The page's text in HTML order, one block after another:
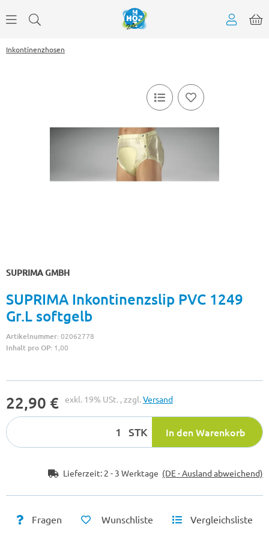
Inkontinenzhosen
SUPRIMA GMBH
SUPRIMA Inkontinenzslip PVC 1249
Gr.L softgelb
Artikelnummer:02062778
Inhalt pro OP: 1,00
22,90 € exkl. 19% USt. , zzgl.Versand
STK In den Warenkorb
Lieferzeit: 2 - 3 Werktage (DE - Ausland abweichend)
Fragen Wunschliste Vergleichsliste